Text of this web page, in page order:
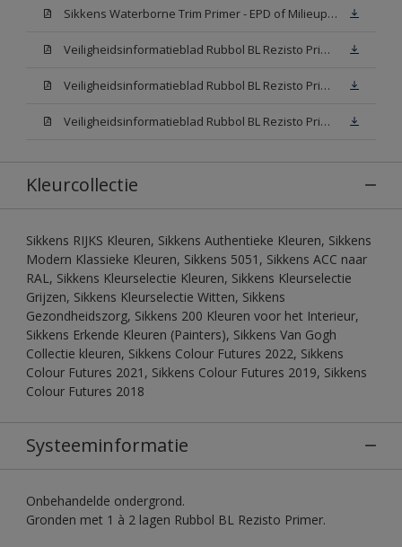
Sikkens Waterborne Trim Primer - EPD of Milieuproductverklaring
Veiligheidsinformatieblad Rubbol BL Rezisto Primer N00 (MSDS)
Veiligheidsinformatieblad Rubbol BL Rezisto Primer White (MSDS)
Veiligheidsinformatieblad Rubbol BL Rezisto Primer W05 (MSDS)
Kleurcollectie
Sikkens RIJKS Kleuren, Sikkens Authentieke Kleuren, Sikkens
Modern Klassieke Kleuren, Sikkens 5051, Sikkens ACC naar
RAL, Sikkens Kleurselectie Kleuren, Sikkens Kleurselectie
Grijzen, Sikkens Kleurselectie Witten, Sikkens
Gezondheidszorg, Sikkens 200 Kleuren voor het Interieur,
Sikkens Erkende Kleuren (Painters), Sikkens Van Gogh
Collectie kleuren, Sikkens Colour Futures 2022, Sikkens
Colour Futures 2021, Sikkens Colour Futures 2019, Sikkens
Colour Futures 2018
Systeeminformatie
Onbehandelde ondergrond.
Gronden met 1 à 2 lagen Rubbol BL Rezisto Primer.